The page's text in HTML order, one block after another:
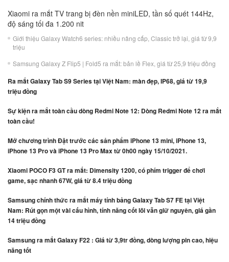
Xiaomi ra mắt TV trang bị đèn nền miniLED, tần số quét 144Hz,
độ sáng tối đa 1.200 nit
Giới thiệu Galaxy Watch6 series: nhiều nâng cấp, Classic trở lại, giá từ 9,9
triệu
Samsung Galaxy Z Flip5 | Fold5 ra mắt: bản lề Flex, giá từ 25,9 triệu đồng
Ra mắt Galaxy Tab S9 Series tại Việt Nam: màn đẹp, IP68, giá từ 19,9
triệu đồng
Sự kiện ra mắt toàn cầu dòng Redmi Note 12: Dòng Redmi Note 12 ra mắt
toàn cầu!
Mở chương trình Đặt trước các sản phẩm iPhone 13 mini, iPhone 13,
iPhone 13 Pro và iPhone 13 Pro Max từ 0h00 ngày 15/10/2021.
Xiaomi POCO F3 GT ra mắt: Dimensity 1200, có phím trigger để chơi
game, sạc nhanh 67W, giá từ 8.4 triệu đồng
Samsung chính thức ra mắt máy tính bảng Galaxy Tab S7 FE tại Việt
Nam: Rút gọn một vài cấu hình, tính năng cốt lõi vẫn giữ nguyên, giá gần
14 triệu đồng
Samsung ra mắt Galaxy F22 : Giá từ 3,9tr đồng, dòng lượng pin cao, hiệu
năng tốt